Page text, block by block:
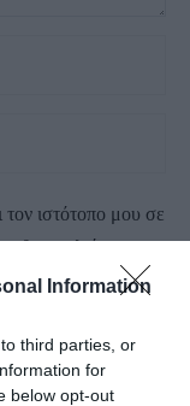
Information
third parties, or
for
below opt-out
ιστότοπο μου σε
θα σχολιάσω.